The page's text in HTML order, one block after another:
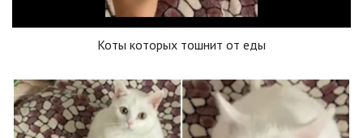
Коты которых тошнит от еды